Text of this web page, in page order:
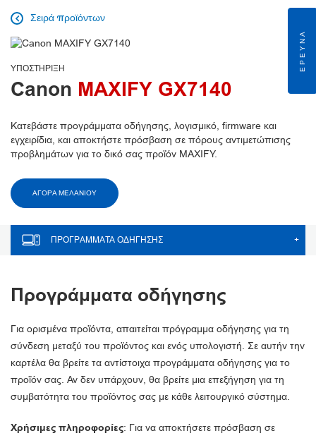
Σειρά προϊόντων

ΥΠΟΣΤΉΡΙΞΗ
Canon MAXIFY GX7140
Κατεβάστε προγράμματα οδήγησης, λογισμικό, firmware και
εγχειρίδια, και αποκτήστε πρόσβαση σε πόρους αντιμετώπισης
προβλημάτων για το δικό σας προϊόν MAXIFY.
ΑΓΟΡΑ ΜΕΛΑΝΙΟΥ
ΠΡΟΓΡΆΜΜΑΤΑ ΟΔΉΓΗΣΗΣ +
Προγράμματα οδήγησης
Για ορισμένα προϊόντα, απαιτείται πρόγραμμα οδήγησης για τη
σύνδεση μεταξύ του προϊόντος και ενός υπολογιστή. Σε αυτήν την
καρτέλα θα βρείτε τα αντίστοιχα προγράμματα οδήγησης για το
προϊόν σας. Αν δεν υπάρχουν, θα βρείτε μια επεξήγηση για τη
συμβατότητα του προϊόντος σας με κάθε λειτουργικό σύστημα.
Χρήσιμες πληροφορίες: Για να αποκτήσετε πρόσβαση σε
ΈΡΕΥΝΑ